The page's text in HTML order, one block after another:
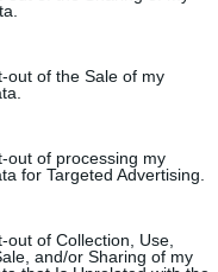
to Google and its third-
below specified purposes in
out of the Sale of my
out of processing my
for Targeted Advertising.
out of Collection, Use,
and/or Sharing of my
Βράδυ
Άνεμος